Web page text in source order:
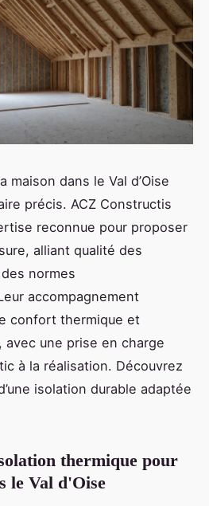
maison dans le Val d’Oise
précis. ACZ Constructis
reconnue pour proposer
alliant qualité des
normes
accompagnement
confort thermique et
avec une prise en charge
à la réalisation. Découvrez
isolation durable adaptée
thermique pour
le Val d'Oise